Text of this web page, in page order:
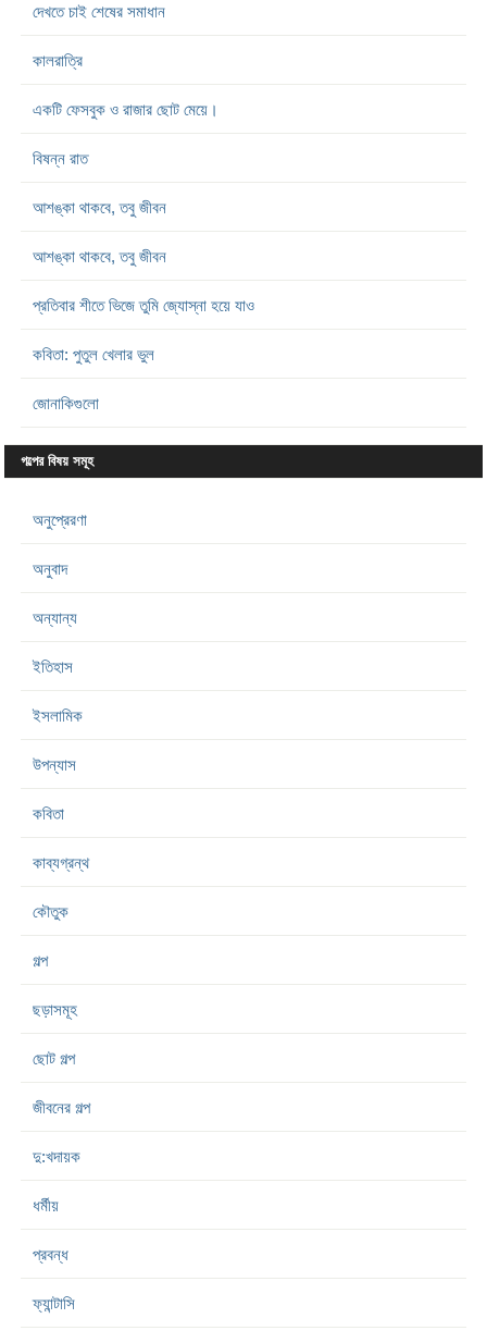
দেখতে চাই শেষের সমাধান
কালরাত্রি
একটি ফেসবুক ও রাজার ছোট মেয়ে।
বিষন্ন রাত
আশঙ্কা থাকবে, তবু জীবন
আশঙ্কা থাকবে, তবু জীবন
প্রতিবার শীতে ভিজে তুমি জ্যোস্না হয়ে যাও
কবিতা: পুতুল খেলার ভুল
জোনাকিগুলো
গল্পের বিষয় সমূহ
অনুপ্রেরণা
অনুবাদ
অন্যান্য
ইতিহাস
ইসলামিক
উপন্যাস
কবিতা
কাব্যগ্রন্থ
কৌতুক
গল্প
ছড়াসমূহ
ছোট গল্প
জীবনের গল্প
দু:খদায়ক
ধর্মীয়
প্রবন্ধ
ফ্যান্টাসি